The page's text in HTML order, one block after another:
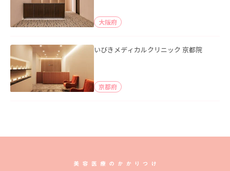
大阪府
いびきメディカルクリニック 京都院
京都府